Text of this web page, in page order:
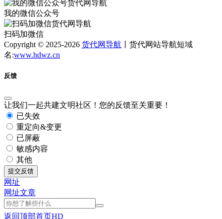
我的微信公众号
扫码加微信
Copyright © 2025-2026 货代网导航 丨货代网站导航短域
名:www.hdwz.cn
反馈
让我们一起共建文明社区！您的反馈至关重要！
已失效
重定向&变更
已屏蔽
敏感内容
其他
提交反馈
网址
网址文章
返回顶部首页HD